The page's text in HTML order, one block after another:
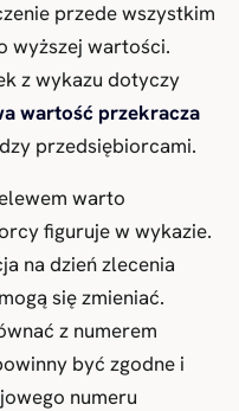
przede wszystkim
wyższej wartości.
z wykazu dotyczy
wartość przekracza
przedsiębiorcami.
warto
figuruje w wykazie.
na dzień zlecenia
się zmieniać.
z numerem
być zgodne i
numeru